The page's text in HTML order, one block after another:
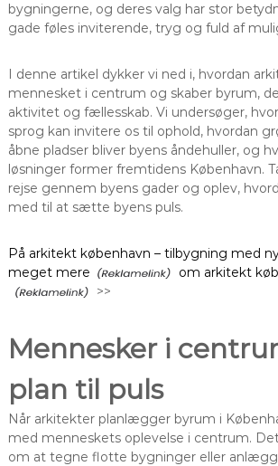
bygningerne, og deres valg har stor
gade føles inviterende, tryg og fuld af
I denne artikel dykker vi ned i, hvordan
mennesket i centrum og skaber byrum,
aktivitet og fællesskab. Vi undersøger,
sprog kan invitere os til ophold, hvordan
åbne pladser bliver byens åndehuller, og
løsninger former fremtidens København.
rejse gennem byens gader og oplev,
med til at sætte byens puls.
På arkitekt københavn – tilbygning med
meget mere
om arkitekt
>>
Mennesker i
plan til puls
Når arkitekter planlægger byrum i
med menneskets oplevelse i centrum.
om at tegne flotte bygninger eller